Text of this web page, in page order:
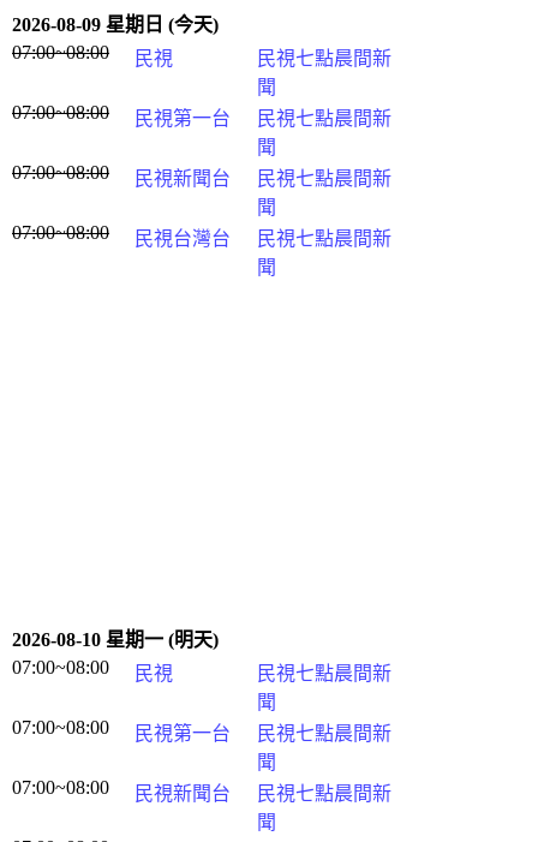
2026-08-09 星期日 (今天)
07:00~08:00
民視
民視七點晨間新
聞
07:00~08:00
民視第一台
民視七點晨間新
聞
07:00~08:00
民視新聞台
民視七點晨間新
聞
07:00~08:00
民視台灣台
民視七點晨間新
聞
2026-08-10 星期一 (明天)
07:00~08:00
民視
民視七點晨間新
聞
07:00~08:00
民視第一台
民視七點晨間新
聞
07:00~08:00
民視新聞台
民視七點晨間新
聞